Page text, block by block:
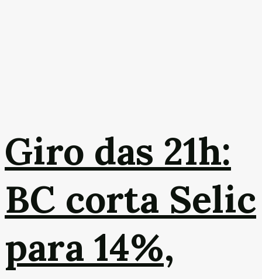
Giro das 21h:
BC corta Selic
para 14%,